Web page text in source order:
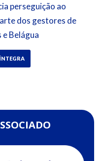
perseguição ao
dos gestores de
e Belágua